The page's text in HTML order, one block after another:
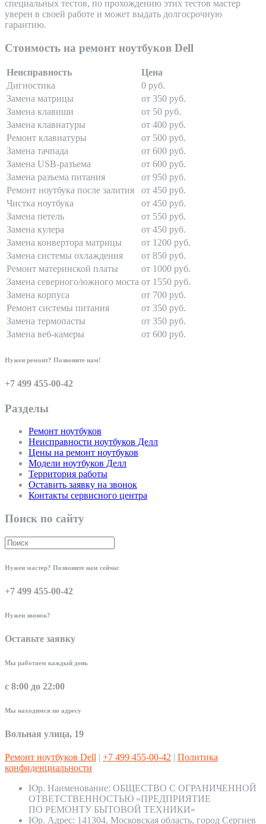
специальных тестов, по прохождению этих тестов мастер
уверен в своей работе и может выдать долгосрочную
гарантию.
Стоимость на ремонт ноутбуков Dell
Неисправность
Цена
Дигностика
0 руб.
Замена матрицы
от 350 руб.
Замена клавиши
от 50 руб.
Замена клавиатуры
от 400 руб.
Ремонт клавиатуры
от 500 руб.
Замена тачпада
от 600 руб.
Замена USB-разъема
от 600 руб.
Замена разъема питания
от 950 руб.
Ремонт ноутбука после залития
от 450 руб.
Чистка ноутбука
от 450 руб.
Замена петель
от 550 руб.
Замена кулера
от 450 руб.
Замена конвертора матрицы
от 1200 руб.
Замена системы охлаждения
от 850 руб.
Ремонт материнской платы
от 1000 руб.
Замена северного/южного моста от 1550 руб.
Замена корпуса
от 700 руб.
Ремонт системы питания
от 350 руб.
Замена термопасты
от 350 руб.
Замена веб-камеры
от 600 руб.
Нужен ремонт? Позвоните нам!
+7 499 455-00-42
Разделы
Ремонт ноутбуков
Неисправности ноутбуков Делл
Цены на ремонт ноутбуков
Модели ноутбуков Делл
Территория работы
Оставить заявку на звонок
Контакты сервисного центра
Поиск по сайту
Нужен мастер? Позвоните нам сейчас
+7 499 455-00-42
Нужен звонок?
Оставьте заявку
Мы работаем каждый день
с 8:00 до 22:00
Мы находимся по адресу
Вольная улица, 19
Ремонт ноутбуков Dell | +7 499 455-00-42 | Политика
конфиденциальности
Юр. Наименование: ОБЩЕСТВО С ОГРАНИЧЕННОЙ
ОТВЕТСТВЕННОСТЬЮ «ПРЕДПРИЯТИЕ
ПО РЕМОНТУ БЫТОВОЙ ТЕХНИКИ»
Юр. Адрес: 141304, Московская область, город Сергиев